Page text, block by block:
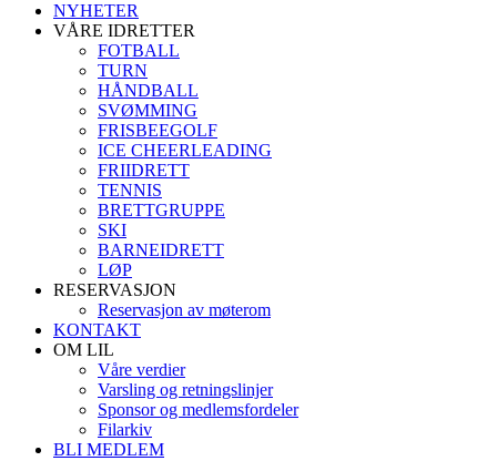
NYHETER
VÅRE IDRETTER
FOTBALL
TURN
HÅNDBALL
SVØMMING
FRISBEEGOLF
ICE CHEERLEADING
FRIIDRETT
TENNIS
BRETTGRUPPE
SKI
BARNEIDRETT
LØP
RESERVASJON
Reservasjon av møterom
KONTAKT
OM LIL
Våre verdier
Varsling og retningslinjer
Sponsor og medlemsfordeler
Filarkiv
BLI MEDLEM